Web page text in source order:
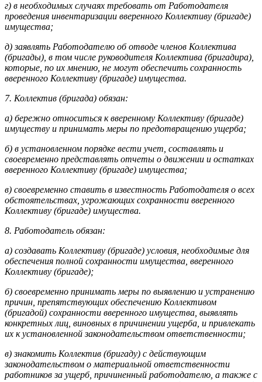
г) в необходимых случаях требовать от Работодателя
проведения инвентаризации вверенного Коллективу (бригаде)
имущества;
д) заявлять Работодателю об отводе членов Коллектива
(бригады), в том числе руководителя Коллектива (бригадира),
которые, по их мнению, не могут обеспечить сохранность
вверенного Коллективу (бригаде) имущества.
7. Коллектив (бригада) обязан:
а) бережно относиться к вверенному Коллективу (бригаде)
имуществу и принимать меры по предотвращению ущерба;
б) в установленном порядке вести учет, составлять и
своевременно представлять отчеты о движении и остатках
вверенного Коллективу (бригаде) имущества;
в) своевременно ставить в известность Работодателя о всех
обстоятельствах, угрожающих сохранности вверенного
Коллективу (бригаде) имущества.
8. Работодатель обязан:
а) создавать Коллективу (бригаде) условия, необходимые для
обеспечения полной сохранности имущества, вверенного
Коллективу (бригаде);
б) своевременно принимать меры по выявлению и устранению
причин, препятствующих обеспечению Коллективом
(бригадой) сохранности вверенного имущества, выявлять
конкретных лиц, виновных в причинении ущерба, и привлекать
их к установленной законодательством ответственности;
в) знакомить Коллектив (бригаду) с действующим
законодательством о материальной ответственности
работников за ущерб, причиненный работодателю, а также с